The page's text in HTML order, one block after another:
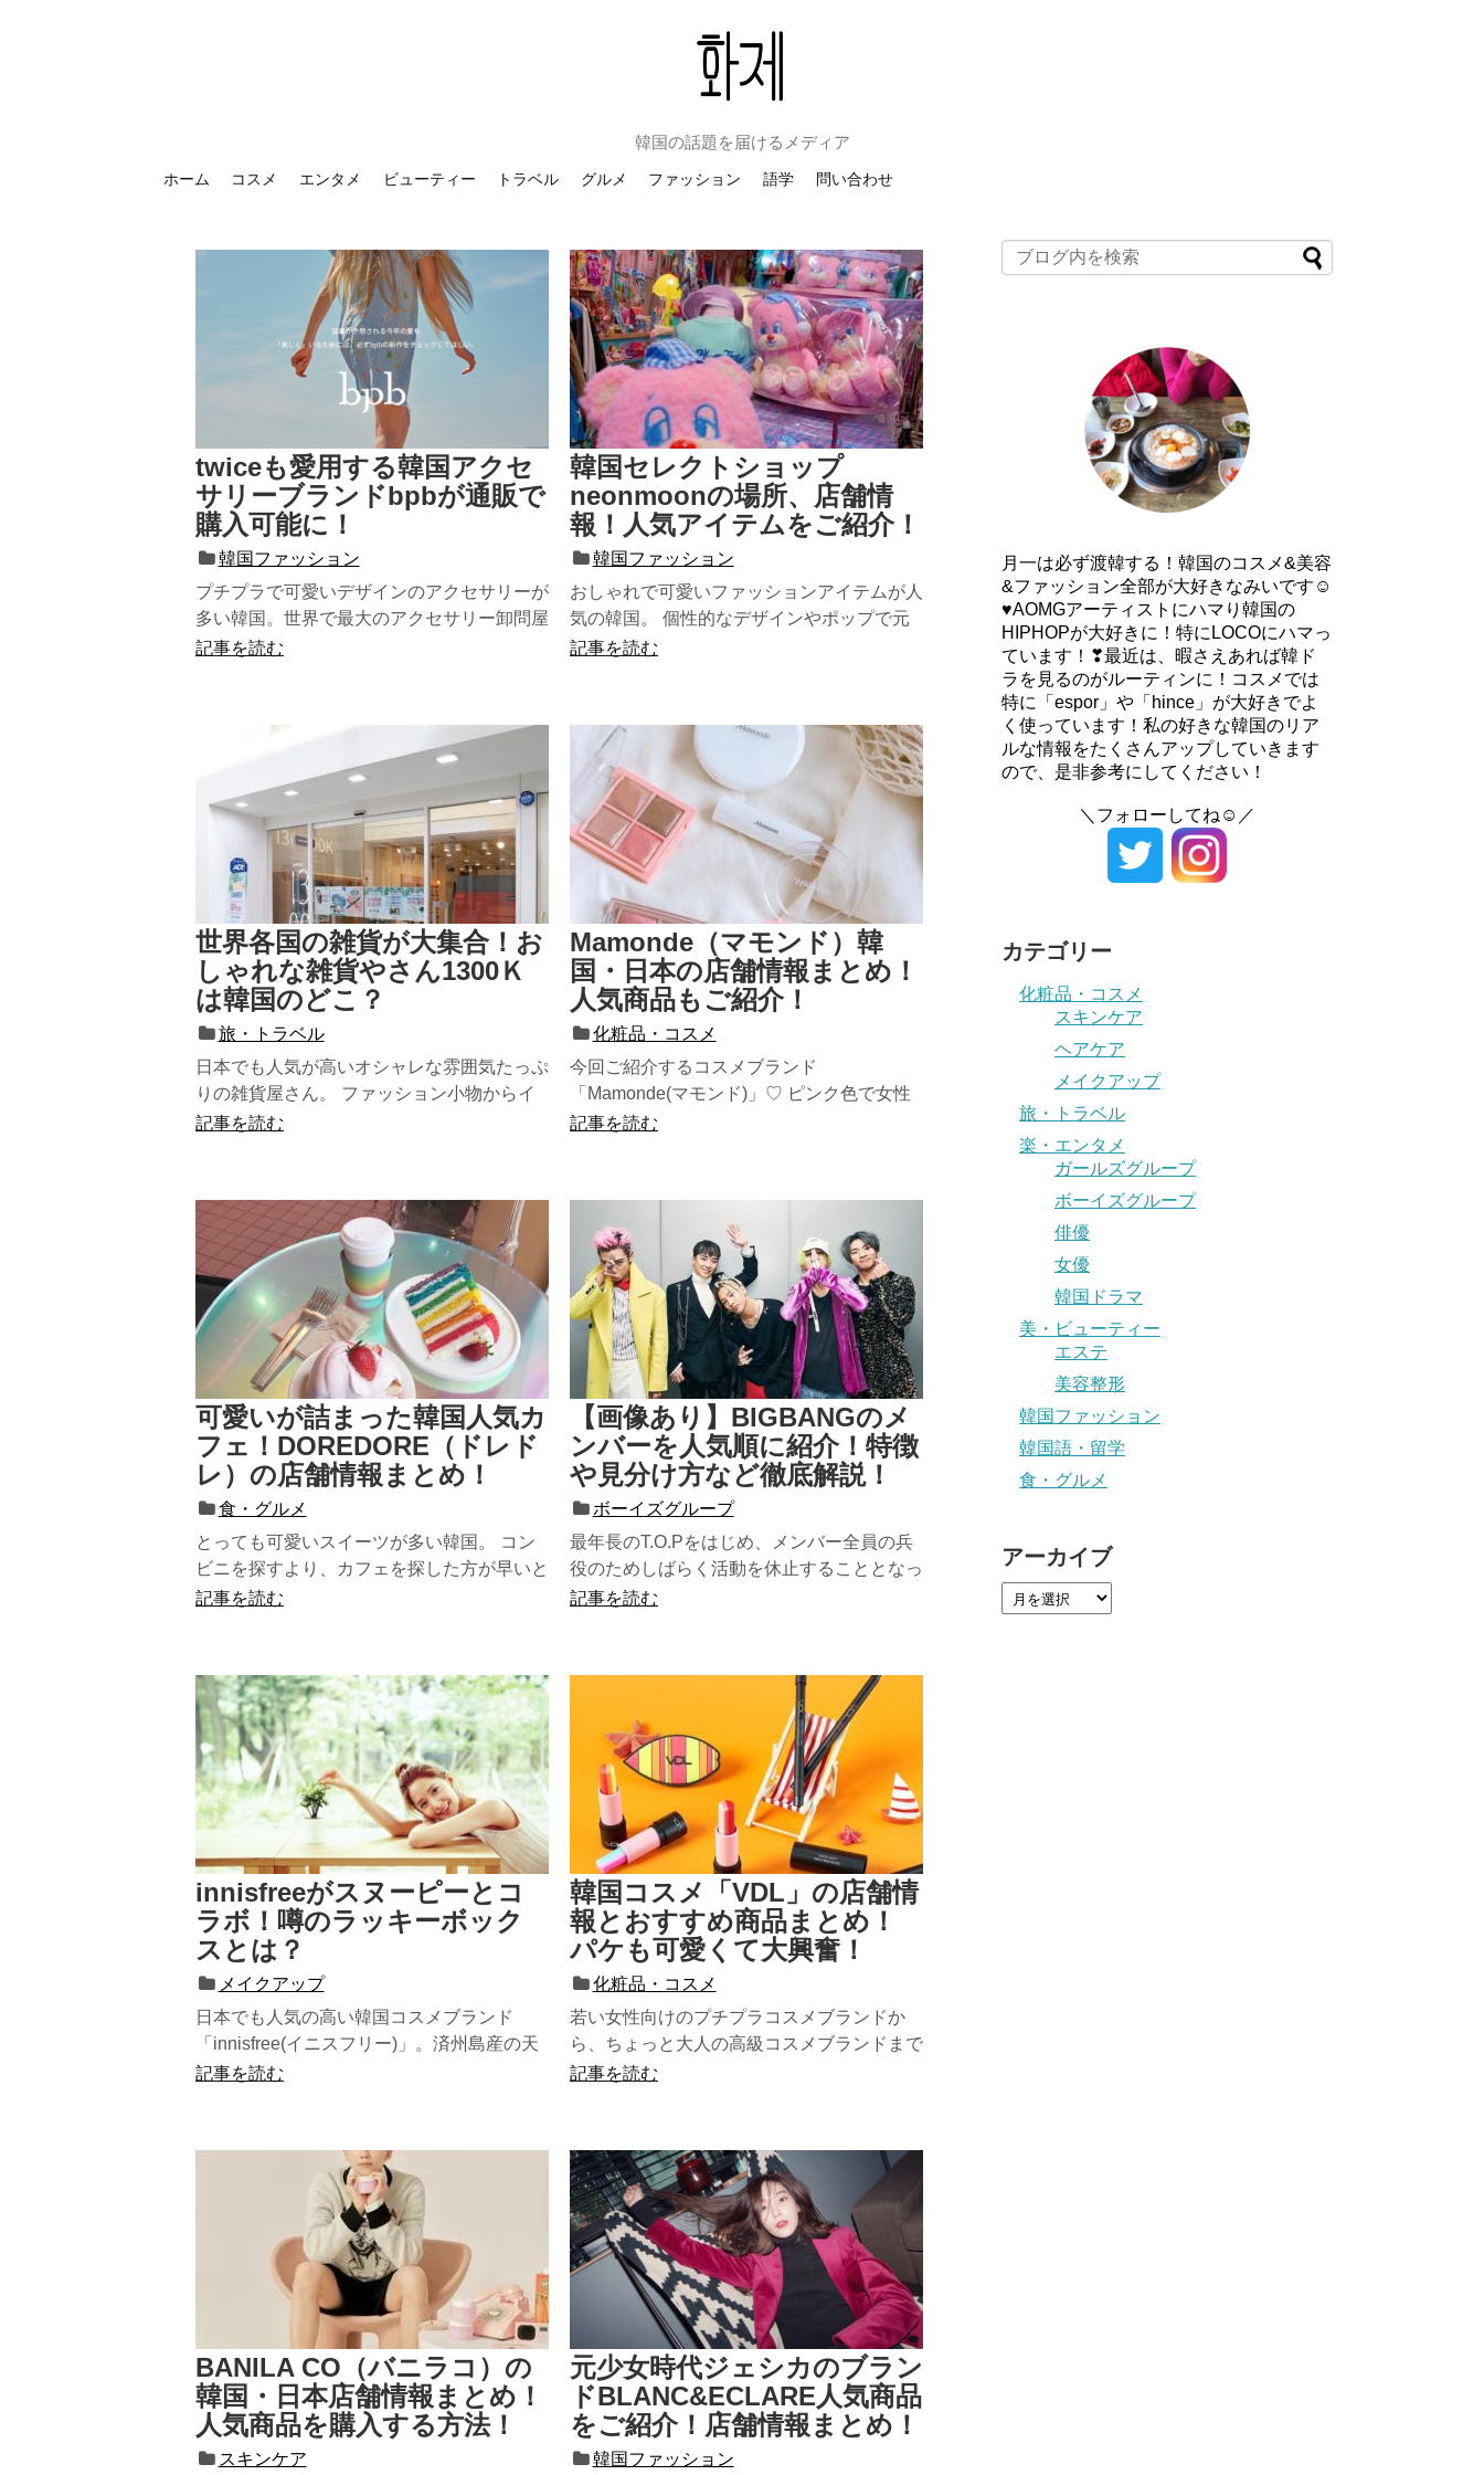
韓国の話題を届けるメディア
ホーム コスメ エンタメ ビューティー トラベル グルメ ファッション 語学 問い合わせ
twiceも愛用する韓国アクセ
サリーブランドbpbが通販で
購入可能に！
韓国ファッション
プチプラで可愛いデザインのアクセサリーが
多い韓国。世界で最大のアクセサリー卸問屋
があるくらい、韓国のアクセサリーは有名で
記事を読む
韓国セレクトショップ
neonmoonの場所、店舗情
報！人気アイテムをご紹介！
韓国ファッション
おしゃれで可愛いファッションアイテムが人
気の韓国。 個性的なデザインやポップで元
気なイメージのあるスタイルは1...
記事を読む
世界各国の雑貨が大集合！お
しゃれな雑貨やさん1300Ｋ
は韓国のどこ？
旅・トラベル
日本でも人気が高いオシャレな雰囲気たっぷ
りの雑貨屋さん。 ファッション小物からイ
ンテリア、キッチン、バスアイテ...
記事を読む
Mamonde（マモンド）韓
国・日本の店舗情報まとめ！
人気商品もご紹介！
化粧品・コスメ
今回ご紹介するコスメブランド
「Mamonde(マモンド)」♡ ピンク色で女性
らしさを感じられるパケやコスメが大...
記事を読む
可愛いが詰まった韓国人気カ
フェ！DOREDORE（ドレド
レ）の店舗情報まとめ！
食・グルメ
とっても可愛いスイーツが多い韓国。 コン
ビニを探すより、カフェを探した方が早いと
言われるくらい、韓国ではカフェ...
記事を読む
【画像あり】BIGBANGのメ
ンバーを人気順に紹介！特徴
や見分け方など徹底解説！
ボーイズグループ
最年長のT.O.Pをはじめ、メンバー全員の兵
役のためしばらく活動を休止することとなっ
ているBIGBANG。 彼...
記事を読む
innisfreeがスヌーピーとコ
ラボ！噂のラッキーボック
スとは？
メイクアップ
日本でも人気の高い韓国コスメブランド
「innisfree(イニスフリー)」。済州島産の天
然素材にこだわったスキンケア...
記事を読む
韓国コスメ「VDL」の店舗情
報とおすすめ商品まとめ！
パケも可愛くて大興奮！
化粧品・コスメ
若い女性向けのプチプラコスメブランドか
ら、ちょっと大人の高級コスメブランドまで
多くが揃っている韓国コスメ！ 日...
記事を読む
BANILA CO（バニラコ）の
韓国・日本店舗情報まとめ！
人気商品を購入する方法！
スキンケア
元少女時代ジェシカのブラン
ドBLANC&ECLARE人気商品
をご紹介！店舗情報まとめ！
韓国ファッション
月一は必ず渡韓する！韓国のコスメ&美容
&ファッション全部が大好きなみいです☺
♥AOMGアーティストにハマり韓国の
HIPHOPが大好きに！特にLOCOにハマっ
ています！❣最近は、暇さえあれば韓ド
ラを見るのがルーティンに！コスメでは
特に「espor」や「hince」が大好きでよ
く使っています！私の好きな韓国のリア
ルな情報をたくさんアップしていきます
ので、是非参考にしてください！
＼フォローしてね☺／
カテゴリー
化粧品・コスメ
スキンケア
ヘアケア
メイクアップ
旅・トラベル
楽・エンタメ
ガールズグループ
ボーイズグループ
俳優
女優
韓国ドラマ
美・ビューティー
エステ
美容整形
韓国ファッション
韓国語・留学
食・グルメ
アーカイブ